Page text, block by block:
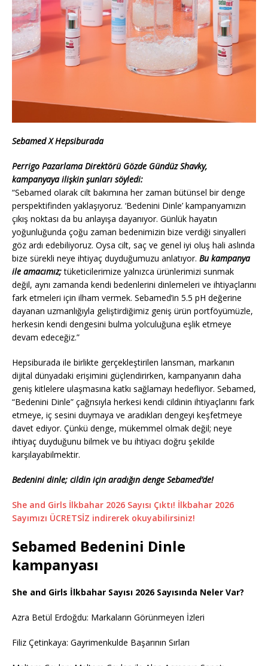
Sebamed X Hepsiburada
Perrigo Pazarlama Direktörü Gözde Gündüz Shavky,
kampanyaya ilişkin şunları söyledi:
“Sebamed olarak cilt bakımına her zaman bütünsel bir denge
perspektifinden yaklaşıyoruz. ‘Bedenini Dinle’ kampanyamızın
çıkış noktası da bu anlayışa dayanıyor. Günlük hayatın
yoğunluğunda çoğu zaman bedenimizin bize verdiği sinyalleri
göz ardı edebiliyoruz. Oysa cilt, saç ve genel iyi oluş hali aslında
bize sürekli neye ihtiyaç duyduğumuzu anlatıyor. Bu kampanya
ile amacımız;tüketicilerimize yalnızca ürünlerimizi sunmak
değil, aynı zamanda kendi bedenlerini dinlemeleri ve ihtiyaçlarını
fark etmeleri için ilham vermek. Sebamed’in 5.5 pH değerine
dayanan uzmanlığıyla geliştirdiğimiz geniş ürün portföyümüzle,
herkesin kendi dengesini bulma yolculuğuna eşlik etmeye
devam edeceğiz.”
Hepsiburada ile birlikte gerçekleştirilen lansman, markanın
dijital dünyadaki erişimini güçlendirirken, kampanyanın daha
geniş kitlelere ulaşmasına katkı sağlamayı hedefliyor. Sebamed,
“Bedenini Dinle” çağrısıyla herkesi kendi cildinin ihtiyaçlarını fark
etmeye, iç sesini duymaya ve aradıkları dengeyi keşfetmeye
davet ediyor. Çünkü denge, mükemmel olmak değil; neye
ihtiyaç duyduğunu bilmek ve bu ihtiyacı doğru şekilde
karşılayabilmektir.
Bedenini dinle; cildin için aradığın denge Sebamed’de!
She and Girls İlkbahar 2026 Sayısı Çıktı! İlkbahar 2026
Sayımızı ÜCRETSİZ indirerek okuyabilirsiniz!
Sebamed Bedenini Dinle
kampanyası
She and Girls İlkbahar Sayısı 2026 Sayısında Neler Var?
Azra Betül Erdoğdu: Markaların Görünmeyen İzleri
Filiz Çetinkaya: Gayrimenkulde Başarının Sırları